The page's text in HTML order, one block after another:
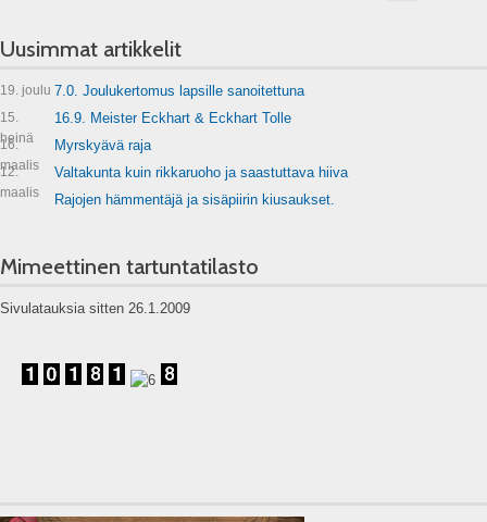
Uusimmat artikkelit
19. joulu 7.0. Joulukertomus lapsille sanoitettuna
15.
heinä
16.9. Meister Eckhart & Eckhart Tolle
16.
maalis
Myrskyävä raja
12.
maalis
Valtakunta kuin rikkaruoho ja saastuttava hiiva
Rajojen hämmentäjä ja sisäpiirin kiusaukset.
Mimeettinen tartuntatilasto
Sivulatauksia sitten 26.1.2009